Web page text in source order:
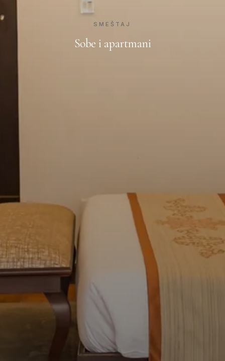
SMEŠTAJ
Sobe i apartmani